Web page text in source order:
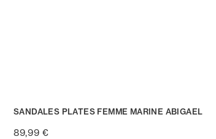
SANDALES PLATES FEMME MARINE ABIGAEL
89,99 €